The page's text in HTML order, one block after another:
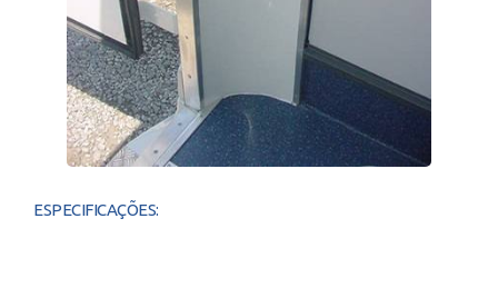
ESPECIFICAÇÕES: